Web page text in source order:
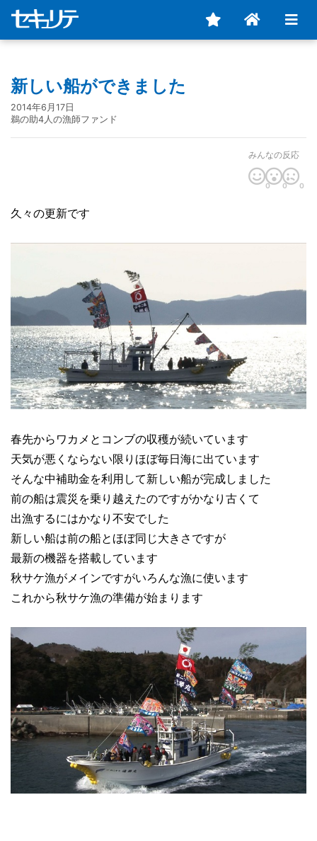
新しい船ができました
2014年6月17日
鵜の助4人の漁師ファンド
みんなの反応
0 0 0
久々の更新です
春先からワカメとコンブの収穫が続いています
天気が悪くならない限りほぼ毎日海に出ています
そんな中補助金を利用して新しい船が完成しました
前の船は震災を乗り越えたのですがかなり古くて
出漁するにはかなり不安でした
新しい船は前の船とほぼ同じ大きさですが
最新の機器を搭載しています
秋サケ漁がメインですがいろんな漁に使います
これから秋サケ漁の準備が始まります